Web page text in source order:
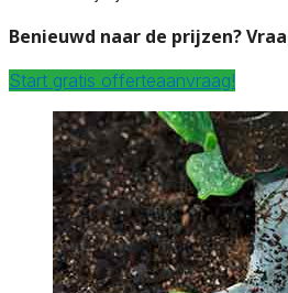
Benieuwd naar de prijzen?
Start gratis offerteaanvraag!